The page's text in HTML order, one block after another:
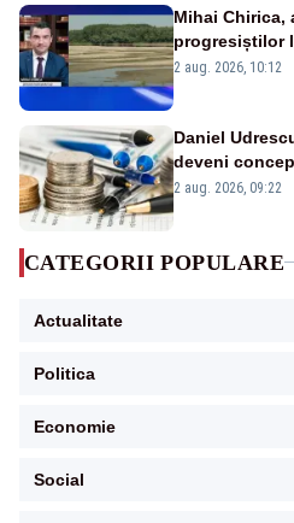
Mihai Chirica,
progresiștilor
protejăm și
2 aug. 2026, 10:12
Daniel
deveni
viitoare?
2 aug. 2026, 09:22
CATEGORII POPULARE
Actualitate
Politica
Economie
Social